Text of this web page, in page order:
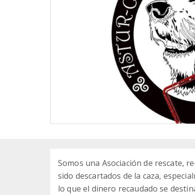
Somos una Asociación de rescate,
sido descartados de la caza,
lo que el dinero recaudado se